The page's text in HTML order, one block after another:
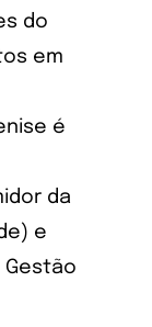
do
em
é
da
e
Gestão